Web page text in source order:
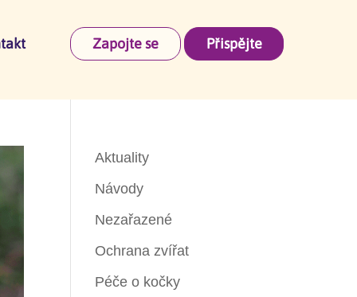
Zapojte se Přispějte
Aktuality
Návody
Nezařazené
Ochrana zvířat
Péče o kočky